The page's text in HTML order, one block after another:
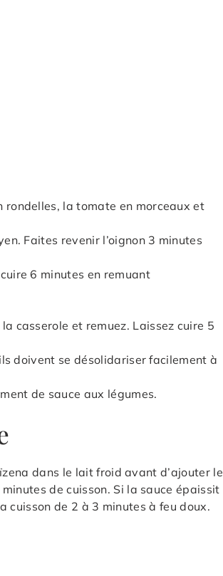
rondelles, la tomate en morceaux et
Faites revenir l’oignon 3 minutes
6 minutes en remuant
casserole et remuez. Laissez cuire 5
doivent se désolidariser facilement à
de sauce aux légumes.
dans le lait froid avant d’ajouter le
de cuisson. Si la sauce épaissit
de 2 à 3 minutes à feu doux.